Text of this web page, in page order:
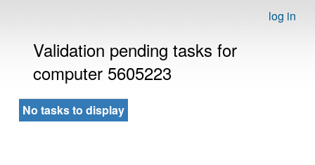
log in
Validation pending tasks for
computer 5605223
No tasks to display